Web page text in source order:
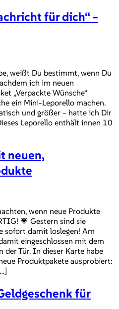
für dich“ –
weißt Du bestimmt, wenn Du
ich im neuen
„Verpackte Wünsche“
ein Mini-Leporello machen.
und größer – hatte ich Dir
Leporello enthält innen 10
neuen,
wenn neue Produkte
💗 Gestern sind sie
sofort damit loslegen! Am
eingeschlossen mit dem
Tür. In dieser Karte habe
Produktpakete ausprobiert:
für